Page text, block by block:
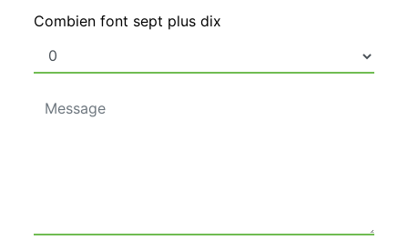
Combien font sept plus dix